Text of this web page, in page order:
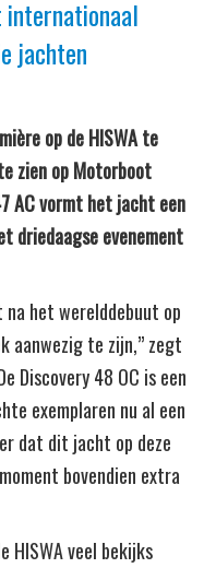
internationaal
jachten
op de HISWA te
zien op Motorboot
AC vormt het jacht een
driedaagse evenement
het werelddebuut op
aanwezig te zijn,” zegt
Discovery 48 OC is een
exemplaren nu al een
dat dit jacht op deze
bovendien extra
HISWA veel bekijks